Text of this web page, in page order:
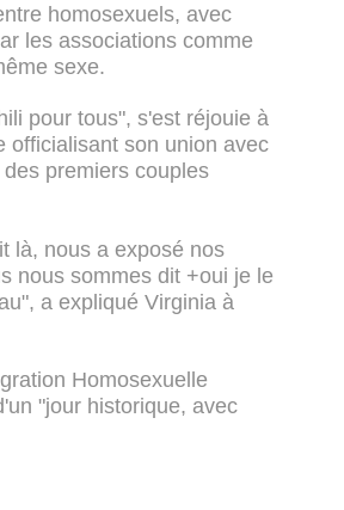
homosexuels, avec
les associations comme
sexe.
pour tous", s'est réjouie à
officialisant son union avec
premiers couples
là, nous a exposé nos
nous sommes dit +oui je le
a expliqué Virginia à
Homosexuelle
"jour historique, avec